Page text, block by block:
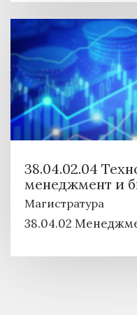
38.04.02.04
менеджмент и
Магистратура
38.04.02